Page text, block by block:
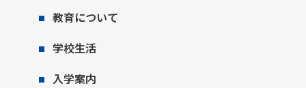
教育について
学校生活
入学案内